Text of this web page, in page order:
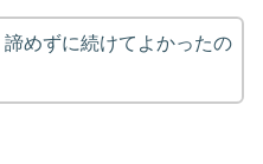
めずに続けてよかったの